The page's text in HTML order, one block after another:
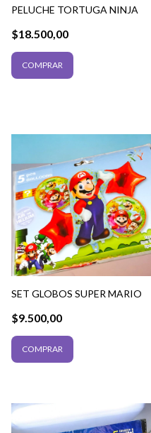
PELUCHE TORTUGA NINJA
$18.500,00
SET GLOBOS SUPER MARIO
$9.500,00